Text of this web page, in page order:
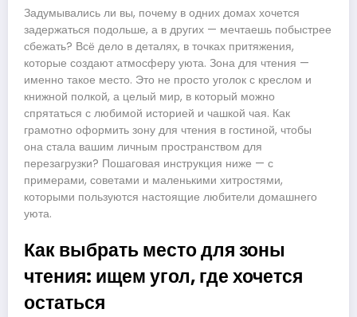
Задумывались ли вы, почему в одних домах хочется
задержаться подольше, а в других — мечтаешь побыстрее
сбежать? Всё дело в деталях, в точках притяжения,
которые создают атмосферу уюта. Зона для чтения —
именно такое место. Это не просто уголок с креслом и
книжной полкой, а целый мир, в который можно
спрятаться с любимой историей и чашкой чая. Как
грамотно оформить зону для чтения в гостиной, чтобы
она стала вашим личным пространством для
перезагрузки? Пошаговая инструкция ниже — с
примерами, советами и маленькими хитростями,
которыми пользуются настоящие любители домашнего
уюта.
Как выбрать место для зоны
чтения: ищем угол, где хочется
остаться